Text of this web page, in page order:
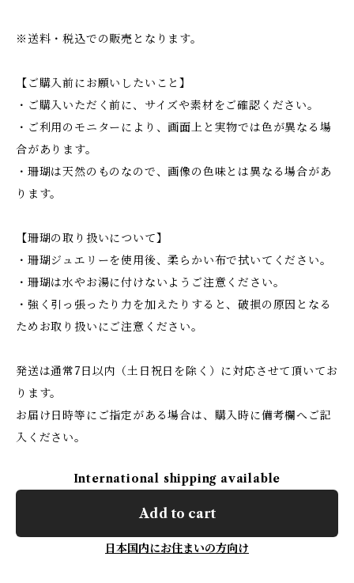
※送料・税込での販売となります。
【ご購入前にお願いしたいこと】
・ご購入いただく前に、サイズや素材をご確認ください。
・ご利用のモニターにより、画面上と実物では色が異なる場
合があります。
・珊瑚は天然のものなので、画像の色味とは異なる場合があ
ります。
【珊瑚の取り扱いについて】
・珊瑚ジュエリーを使用後、柔らかい布で拭いてください。
・珊瑚は水やお湯に付けないようご注意ください。
・強く引っ張ったり力を加えたりすると、破損の原因となる
ためお取り扱いにご注意ください。
発送は通常7日以内（土日祝日を除く）に対応させて頂いてお
ります。
お届け日時等にご指定がある場合は、購入時に備考欄へご記
入ください。
International shipping available
Add to cart
日本国内にお住まいの方向け